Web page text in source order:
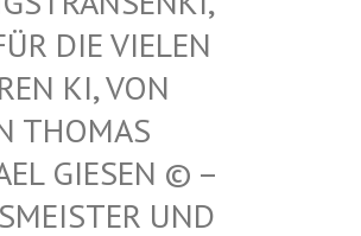
VIELEN ANDE
VON HERR
MICH
© – GROSS
UND ERZDR